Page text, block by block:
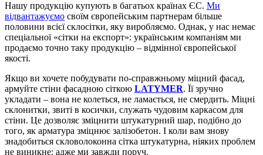
Нашу продукцію купують в багатьох країнах ЄС. Ми
відвантажуємо своїм європейським партнерам більше
половини всієї склосітки, яку виробляємо. Однак, у нас немає
спеціальної «сітки на експорт»: українським компаніям ми
продаємо точно таку продукцію – відмінної європейської
якості.
Якщо ви хочете побудувати по-справжньому міцний фасад,
армуйте стіни фасадною сіткою LATYMER. Її зручно
укладати – вона не колеться, не ламається, не смердить. Міцні
склонитки, звиті в косички, служать чудовим каркасом для
стіни. Це дозволяє зміцнити штукатурний шар, подібно до
того, як арматура зміцнює залізобетон. І коли вам знову
знадобиться скловолоконна сітка штукатурна, ніяких проблем
не виникне: адже ми завжди поруч.